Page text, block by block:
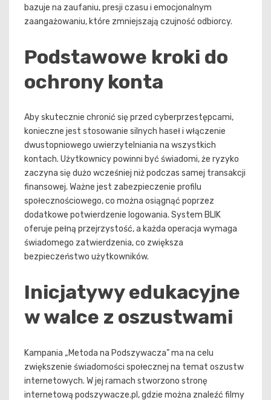
bazuje na zaufaniu, presji czasu i emocjonalnym
zaangażowaniu, które zmniejszają czujność odbiorcy.
Podstawowe kroki do
ochrony konta
Aby skutecznie chronić się przed cyberprzestępcami,
konieczne jest stosowanie silnych haseł i włączenie
dwustopniowego uwierzytelniania na wszystkich
kontach. Użytkownicy powinni być świadomi, że ryzyko
zaczyna się dużo wcześniej niż podczas samej transakcji
finansowej. Ważne jest zabezpieczenie profilu
społecznościowego, co można osiągnąć poprzez
dodatkowe potwierdzenie logowania. System BLIK
oferuje pełną przejrzystość, a każda operacja wymaga
świadomego zatwierdzenia, co zwiększa
bezpieczeństwo użytkowników.
Inicjatywy edukacyjne
w walce z oszustwami
Kampania „Metoda na Podszywacza” ma na celu
zwiększenie świadomości społecznej na temat oszustw
internetowych. W jej ramach stworzono stronę
internetową podszywacze.pl, gdzie można znaleźć filmy